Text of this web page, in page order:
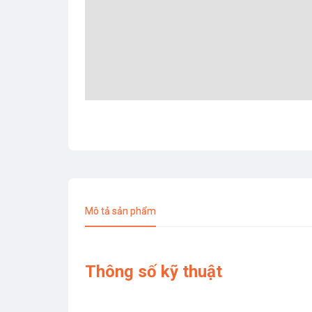
Mô tả sản phẩm
Thông số kỹ thuật